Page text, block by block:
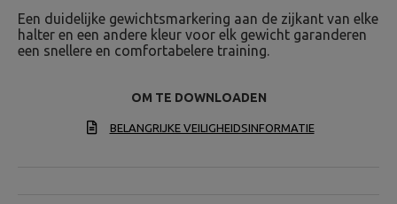
Een duidelijke gewichtsmarkering aan de zijkant van elke
halter en een andere kleur voor elk gewicht garanderen
een snellere en comfortabelere training.
OM TE DOWNLOADEN
BELANGRIJKE VEILIGHEIDSINFORMATIE